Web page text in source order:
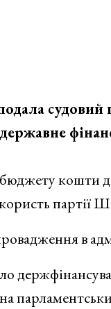
судовий
кошти
партії
в